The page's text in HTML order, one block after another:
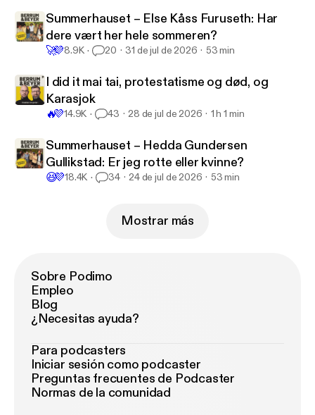
Summerhauset – Else Kåss Furuseth: Har
dere vært her hele sommeren?
🚀💜8.9K 20 31 de jul de 2026 53 min
I did it mai tai, protestatisme og død, og
Karasjok
🔥💜14.9K 43 28 de jul de 2026 1 h 1 min
Summerhauset – Hedda Gundersen
Gullikstad: Er jeg rotte eller kvinne?
😆💜18.4K 34 24 de jul de 2026 53 min
Mostrar más
Sobre Podimo
Empleo
Blog
¿Necesitas ayuda?
Para podcasters
Iniciar sesión como podcaster
Preguntas frecuentes de Podcaster
Normas de la comunidad